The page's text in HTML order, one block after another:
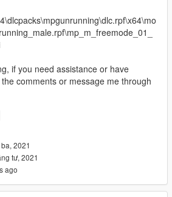
if you need assistance or have
comments or message me through
2021
tư, 2021
ago